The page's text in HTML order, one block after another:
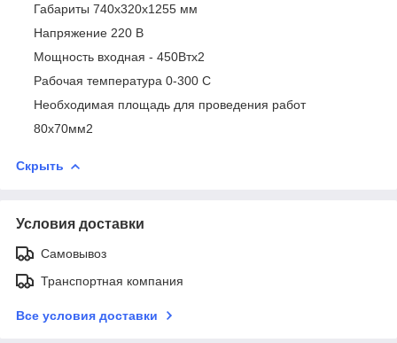
Габариты 740х320х1255 мм
Напряжение 220 В
Мощность входная - 450Втx2
Рабочая температура 0-300 C
Необходимая площадь для проведения работ
80x70мм2
Скрыть
Условия доставки
Самовывоз
Транспортная компания
Все условия доставки